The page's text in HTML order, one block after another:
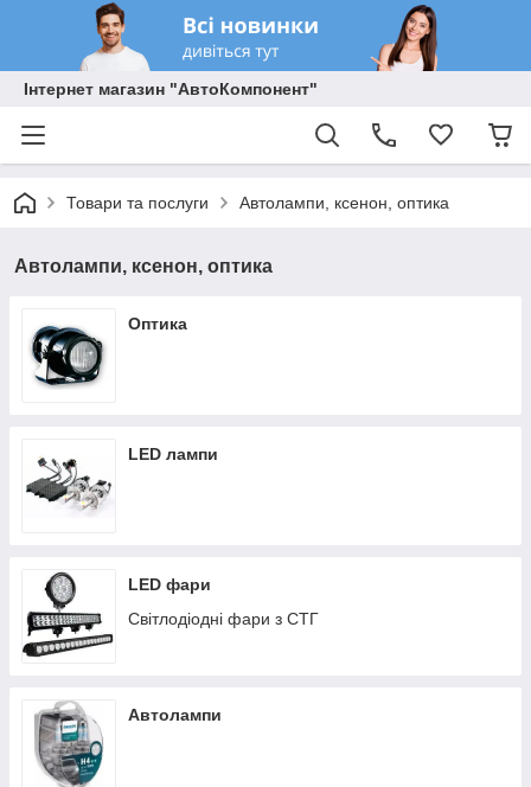
Інтернет магазин "АвтоКомпонент"
Товари та послуги Автолампи, ксенон, оптика
Автолампи, ксенон, оптика
Оптика
LED лампи
LED фари
Світлодіодні фари з СТГ
Автолампи